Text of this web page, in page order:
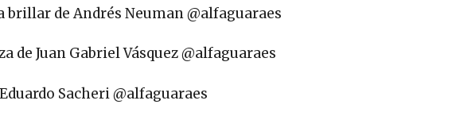
brillar de Andrés Neuman @alfaguaraes
de Juan Gabriel Vásquez @alfaguaraes
Sacheri @alfaguaraes